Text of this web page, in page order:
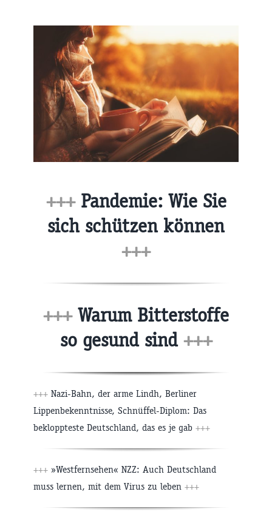
+++Pandemie: Wie Sie
sich schützen können
+++
+++Warum Bitterstoffe
so gesund sind +++
+++ Nazi-Bahn, der arme Lindh, Berliner
Lippenbekenntnisse, Schnüffel-Diplom: Das
bekloppteste Deutschland, das es je gab +++
+++ »Westfernsehen« NZZ: Auch Deutschland
muss lernen, mit dem Virus zu leben +++